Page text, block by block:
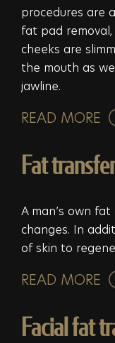
procedures are
fat pad
cheeks are
the mouth as
jawline.
READ MORE
Fat
A man’s own
changes. In
of skin to
READ MORE
Facial fat